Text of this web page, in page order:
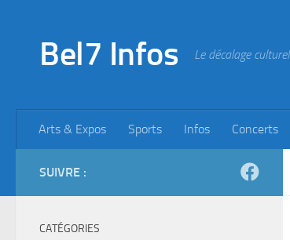
Bel7 Infos Le décalage culturel
Arts & Expos Sports Infos Concerts
SUIVRE :
CATÉGORIES